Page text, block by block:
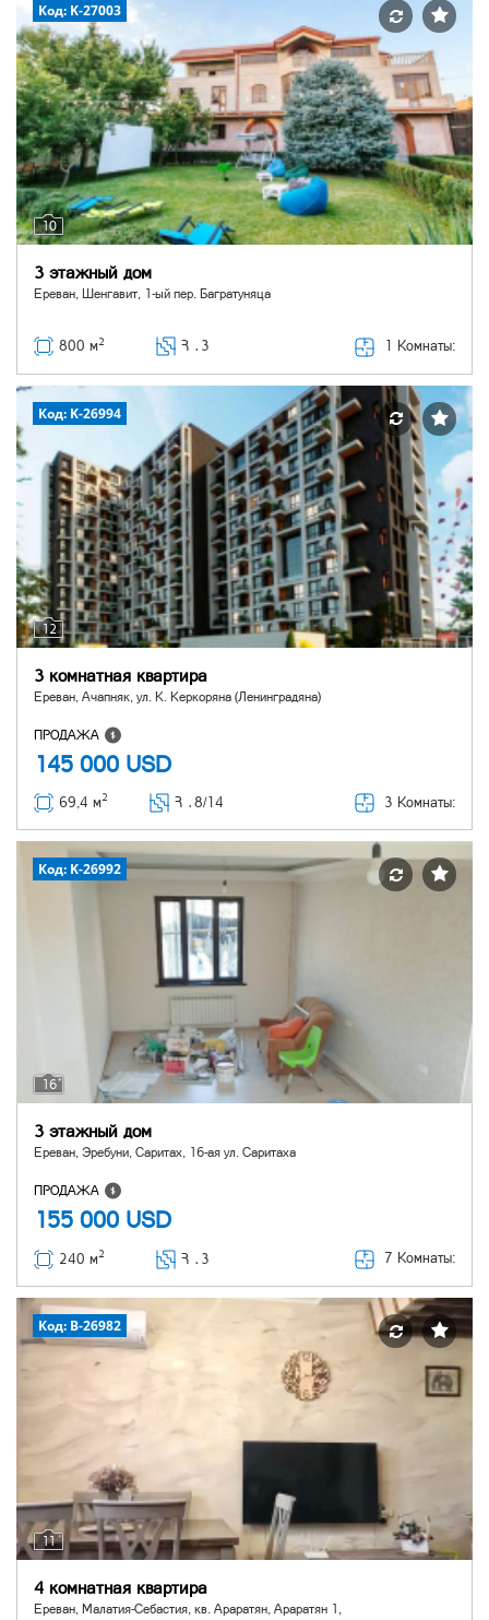
10
Код: K-27003
3 этажный дом
Ереван, Шенгавит, 1-ый пер. Багратуняца
800 м2 Հ ․ 3 1 Комнаты:
12
Код: K-26994
3 комнатная квартира
Ереван, Ачапняк, ул. К. Керкоряна (Ленинградяна)
ПРОДАЖА
145 000 USD
69,4 м2 Հ ․ 8/14 3 Комнаты:
16
Код: K-26992
3 этажный дом
Ереван, Эребуни, Саритах, 16-ая ул. Саритаха
ПРОДАЖА
155 000 USD
240 м2 Հ ․ 3 7 Комнаты:
11
Код: B-26982
4 комнатная квартира
Ереван, Малатия-Себастия, кв. Араратян, Араратян 1,